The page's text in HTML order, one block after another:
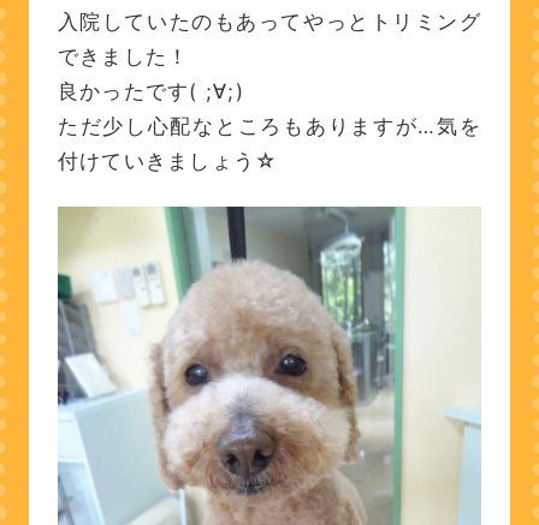
入院していたのもあってやっとトリミング
できました！
良かったです( ;∀;)
ただ少し心配なところもありますが…気を
付けていきましょう☆